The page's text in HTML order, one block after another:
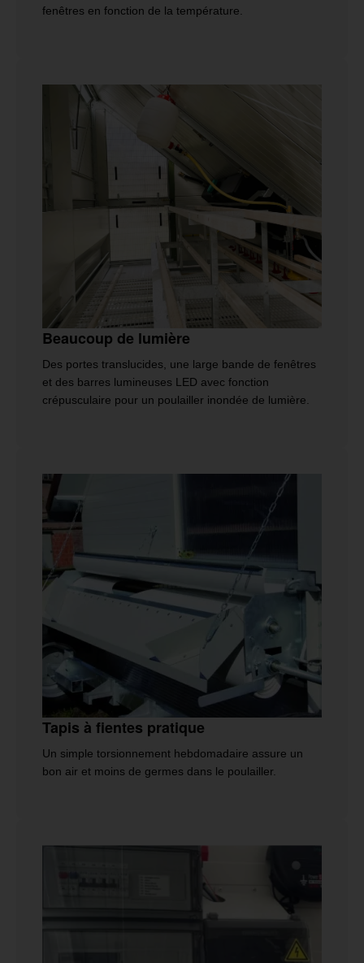
fenêtres en fonction de la température.
Beaucoup de lumière
Des portes translucides, une large bande de fenêtres
et des barres lumineuses LED avec fonction
crépusculaire pour un poulailler inondée de lumière.
Tapis à fientes pratique
Un simple torsionnement hebdomadaire assure un
bon air et moins de germes dans le poulailler.